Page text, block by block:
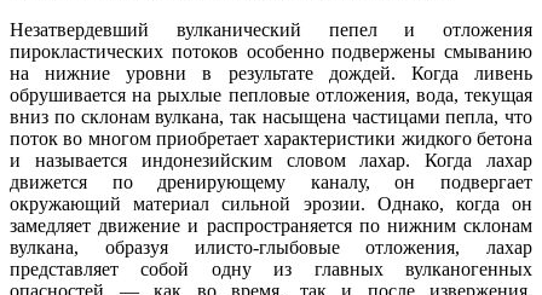
Незатвердевший вулканический пепел и отложения
пирокластических потоков особенно подвержены смыванию
на нижние уровни в результате дождей. Когда ливень
обрушивается на рыхлые пепловые отложения, вода, текущая
вниз по склонам вулкана, так насыщена частицами пепла, что
поток во многом приобретает характеристики жидкого бетона
и называется индонезийским словом лахар. Когда лахар
движется по дренирующему каналу, он подвергает
окружающий материал сильной эрозии. Однако, когда он
замедляет движение и распространяется по нижним склонам
вулкана, образуя илисто-глыбовые отложения, лахар
представляет собой одну из главных вулканогенных
опасностей — как во время, так и после извержения.